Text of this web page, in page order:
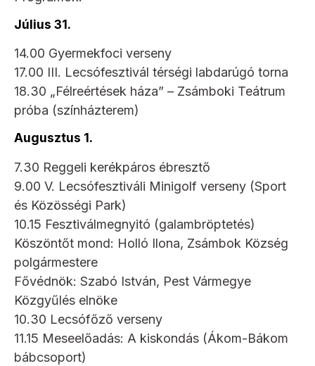
Július 31.
14.00 Gyermekfoci verseny
17.00 III. Lecsófesztivál térségi labdarúgó torna
18.30 „Félreértések háza” – Zsámboki Teátrum
próba (színházterem)
Augusztus 1.
7.30 Reggeli kerékpáros ébresztő
9.00 V. Lecsófesztiváli Minigolf verseny (Sport
és Közösségi Park)
10.15 Fesztiválmegnyitó (galambröptetés)
Köszöntőt mond: Holló Ilona, Zsámbok Község
polgármestere
Fővédnök: Szabó István, Pest Vármegye
Közgyűlés elnöke
10.30 Lecsófőző verseny
11.15 Meseelőadás: A kiskondás (Ákom-Bákom
bábcsoport)